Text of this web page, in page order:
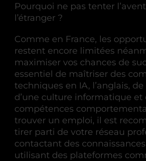
Pourquoi ne pas tenter
l’étranger ?
Comme en France, les
restent encore limitées
maximiser vos chances de
essentiel de maîtriser des
techniques en IA, l’anglais,
d’une culture informatique et
compétences
trouver un emploi, il est
tirer parti de votre réseau
contactant des
utilisant des plateformes